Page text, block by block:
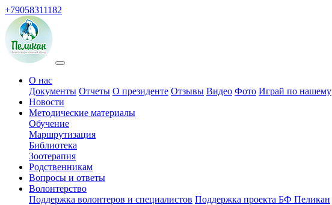
+79058311182
О нас
Документы Отчеты О президенте Отзывы Видео Фото Играй по нашему
Новости
Методические материалы
Обучение
Маршрутизация
Библиотека
Зоотерапия
Родственникам
Вопросы и ответы
Волонтерство
Поддержка волонтеров и специалистов Поддержка проекта БФ Пеликан